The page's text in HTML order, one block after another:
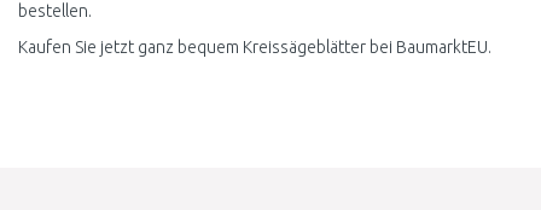
bestellen.
Kaufen Sie jetzt ganz bequem Kreissägeblätter bei BaumarktEU.